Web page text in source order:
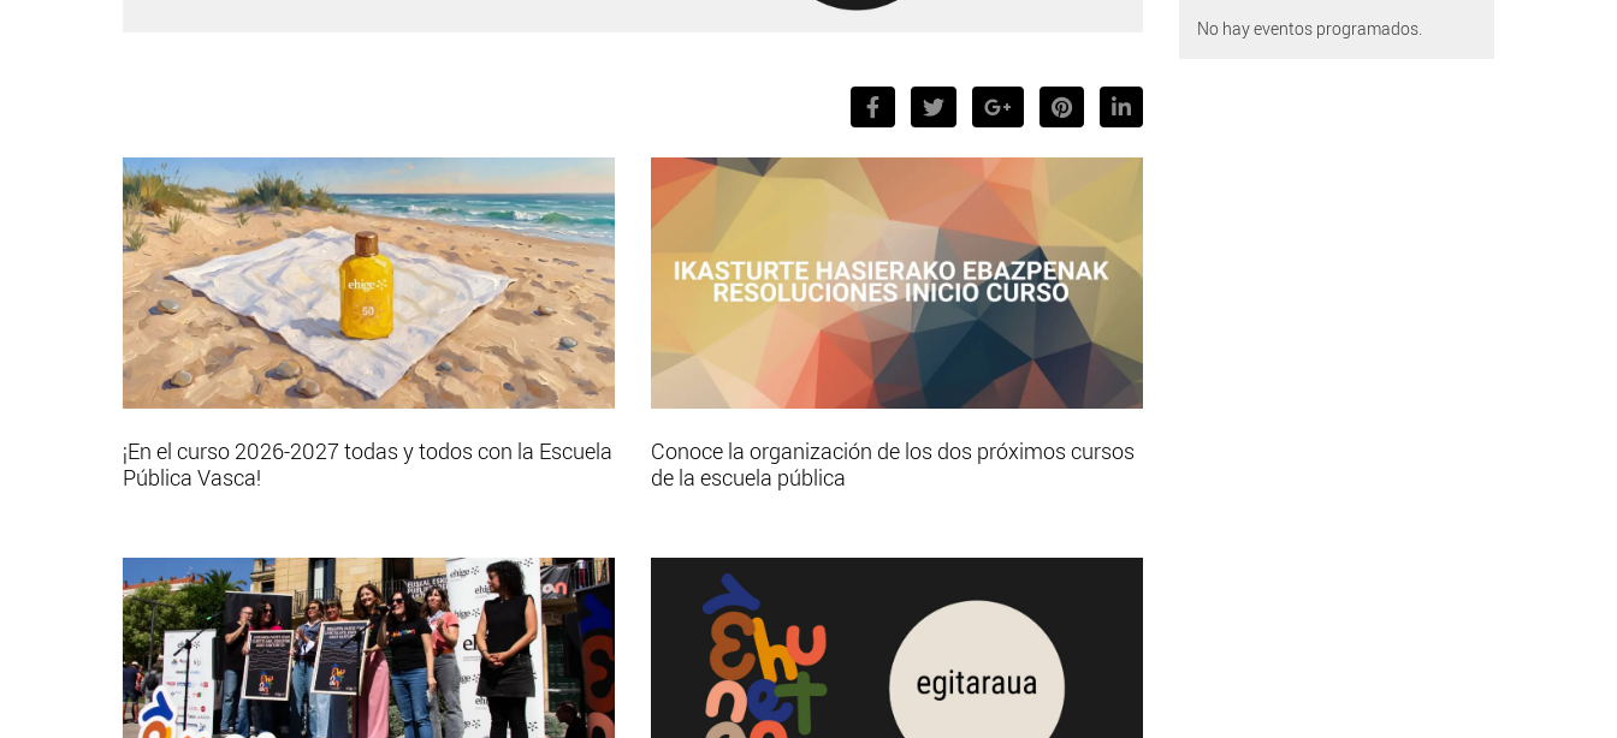
¡En el curso 2026-2027 todas y todos con la Escuela
Pública Vasca!
Conoce la organización de los dos próximos cursos
de la escuela pública
No hay eventos programados.